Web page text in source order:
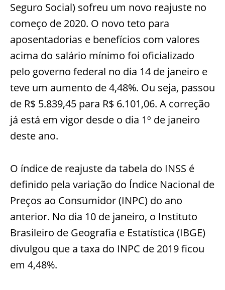
Seguro Social) sofreu um novo reajuste no
começo de 2020. O novo teto para
aposentadorias e benefícios com valores
acima do salário mínimo foi oficializado
pelo governo federal no dia 14 de janeiro e
teve um aumento de 4,48%. Ou seja, passou
de R$ 5.839,45 para R$ 6.101,06. A correção
já está em vigor desde o dia 1º de janeiro
deste ano.
O índice de reajuste da tabela do INSS é
definido pela variação do Índice Nacional de
Preços ao Consumidor (INPC) do ano
anterior. No dia 10 de janeiro, o Instituto
Brasileiro de Geografia e Estatística (IBGE)
divulgou que a taxa do INPC de 2019 ficou
em 4,48%.